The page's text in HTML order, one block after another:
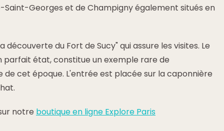
Saint-Georges et de Champigny également situés en
découverte du Fort de Sucy" qui assure les visites. Le
état, constitue un exemple rare de
cet époque. L'entrée est placée sur la caponnière
notre boutique en ligne Explore Paris